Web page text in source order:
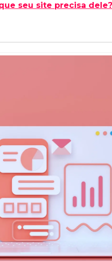
que seu site precisa dele?